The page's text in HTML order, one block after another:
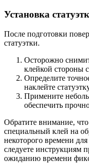
Установка
После подготовки
статуэтки.
Осторожно
клейкой стороны
Определите
наклейте
Примените
обеспечить
Обратите внимание,
специальный клей на
некоторого времени
следуете инструкциям
ожиданию времени